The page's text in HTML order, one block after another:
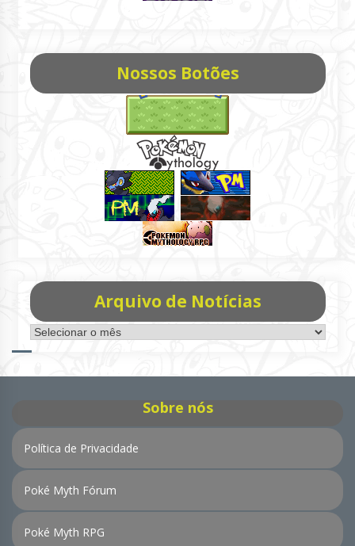
Nossos Botões
Arquivo de Notícias
Arquivo
de
Sobre nós
Política de Privacidade
Poké Myth Fórum
Poké Myth RPG